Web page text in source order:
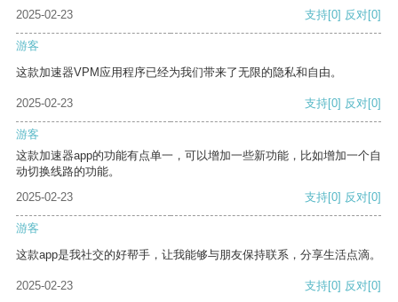
2025-02-23 支持[0] 反对[0]
游客
这款加速器VPM应用程序已经为我们带来了无限的隐私和自由。
2025-02-23 支持[0] 反对[0]
游客
这款加速器app的功能有点单一，可以增加一些新功能，比如增加一个自
动切换线路的功能。
2025-02-23
支持[0] 反对[0]
游客
这款app是我社交的好帮手，让我能够与朋友保持联系，分享生活点滴。
2025-02-23 支持[0] 反对[0]